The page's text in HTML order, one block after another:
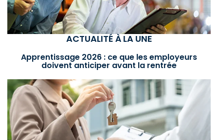
ACTUALITÉ À LA UNE
Apprentissage 2026 : ce que les employeurs
doivent anticiper avant la rentrée